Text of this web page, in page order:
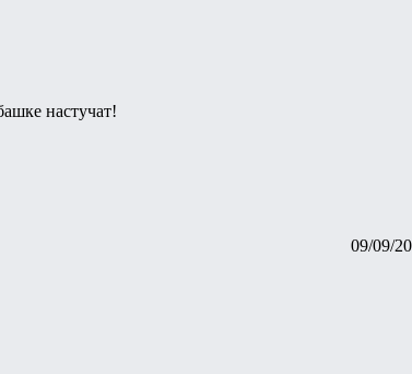
настучат!
09/09/